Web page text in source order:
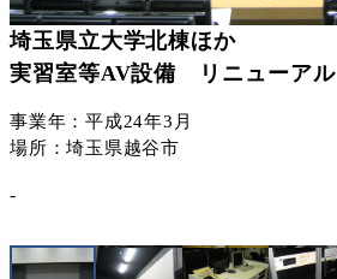
埼玉県立大学北棟ほか
実習室等AV設備 リニューアル
事業年：平成24年3月
場所：埼玉県越谷市
-